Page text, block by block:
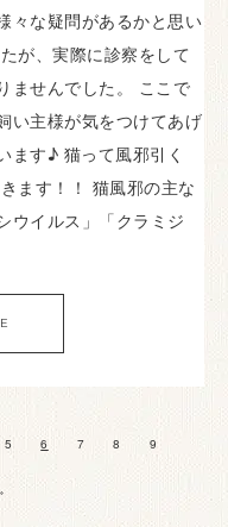
々な疑問があるかと思い
が、実際に診察をして
ませんでした。 ここで
い主様が気をつけてあげ
ます♪ 猫って風邪引く
ます！！ 猫風邪の主な
ウイルス」「クラミジ
5 6 7 8 9